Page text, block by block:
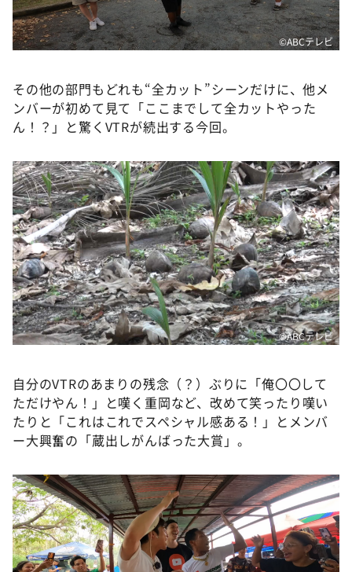
©️ABCテレビ
その他の部門もどれも“全カット”シーンだけに、他メ
ンバーが初めて見て「ここまでして全カットやった
ん！？」と驚くVTRが続出する今回。
©️ABCテレビ
自分のVTRのあまりの残念（？）ぶりに「俺〇〇して
ただけやん！」と嘆く重岡など、改めて笑ったり嘆い
たりと「これはこれでスペシャル感ある！」とメンバ
ー大興奮の「蔵出しがんばった大賞」。